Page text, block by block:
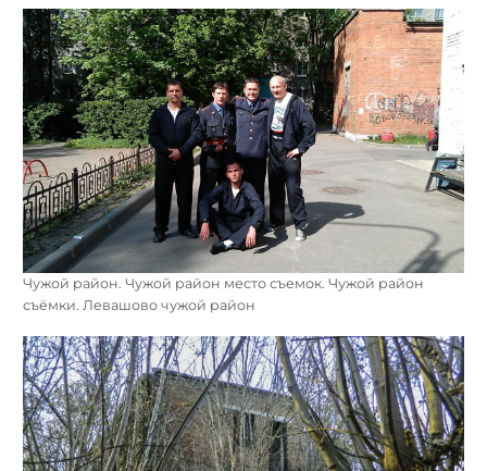
Чужой район. Чужой район место съемок. Чужой район
съёмки. Левашово чужой район